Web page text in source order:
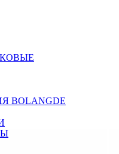
BOLANGDE